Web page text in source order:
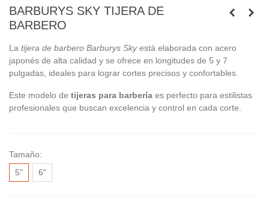
BARBURYS SKY TIJERA DE
BARBERO
La tijera de barbero Barburys Skyestá elaborada con acero
japonés de alta calidad y se ofrece en longitudes de 5 y 7
pulgadas, ideales para lograr cortes precisos y confortables.
Este modelo de tijeras para barbería es perfecto para estilistas
profesionales que buscan excelencia y control en cada corte.
Tamaño:
5"
6"